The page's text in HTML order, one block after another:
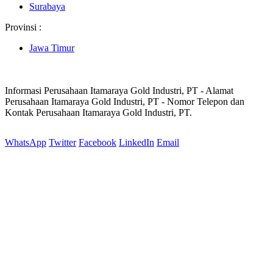
Surabaya
Provinsi :
Jawa Timur
Informasi Perusahaan Itamaraya Gold Industri, PT - Alamat
Perusahaan Itamaraya Gold Industri, PT - Nomor Telepon dan
Kontak Perusahaan Itamaraya Gold Industri, PT.
WhatsApp Twitter Facebook LinkedIn Email